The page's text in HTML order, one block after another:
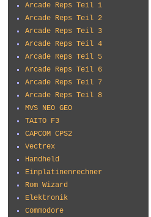
Arcade Reps Teil 1
Arcade Reps Teil 2
Arcade Reps Teil 3
Arcade Reps Teil 4
Arcade Reps Teil 5
Arcade Reps Teil 6
Arcade Reps Teil 7
Arcade Reps Teil 8
MVS NEO GEO
TAITO F3
CAPCOM CPS2
Vectrex
Handheld
Einplatinenrechner
Rom Wizard
Elektronik
Commodore